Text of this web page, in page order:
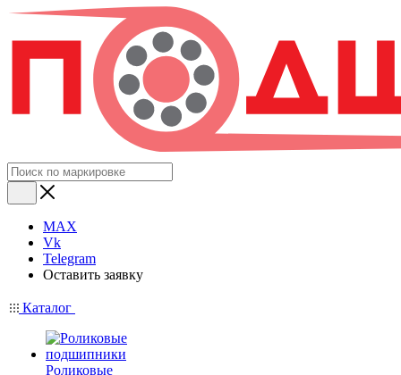
MAX
Vk
Telegram
Оставить заявку
Каталог
Роликовые